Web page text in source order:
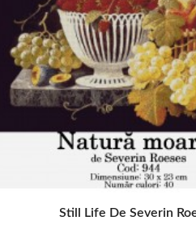
Still Life De Severin